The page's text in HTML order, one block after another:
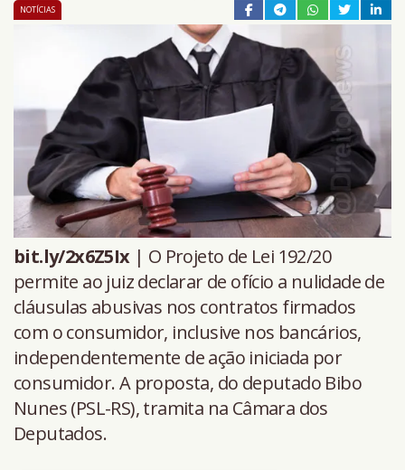
NOTÍCIAS
bit.ly/2x6Z5Ix| O Projeto de Lei 192/20
permite ao juiz declarar de ofício a nulidade de
cláusulas abusivas nos contratos firmados
com o consumidor, inclusive nos bancários,
independentemente de ação iniciada por
consumidor. A proposta, do deputado Bibo
Nunes (PSL-RS), tramita na Câmara dos
Deputados.